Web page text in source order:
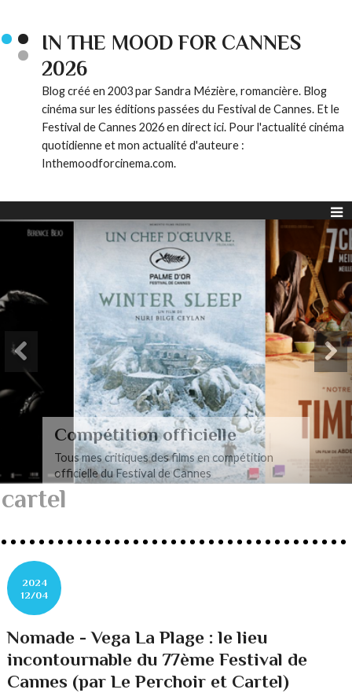
IN THE MOOD FOR CANNES
2026
Blog créé en 2003 par Sandra Mézière, romancière. Blog
cinéma sur les éditions passées du Festival de Cannes. Et le
Festival de Cannes 2026 en direct ici. Pour l'actualité cinéma
quotidienne et mon actualité d'auteure :
Inthemoodforcinema.com.
Compétition officielle
Tous mes critiques des films en compétition
officielle du Festival de Cannes
cartel
2024
12/04
Nomade - Vega La Plage : le lieu
incontournable du 77ème Festival de
Cannes (par Le Perchoir et Cartel)